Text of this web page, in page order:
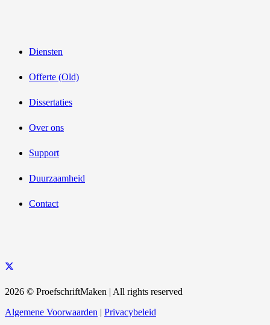
Diensten
Offerte (Old)
Dissertaties
Over ons
Support
Duurzaamheid
Contact
2026 © ProefschriftMaken | All rights reserved
Algemene Voorwaarden | Privacybeleid